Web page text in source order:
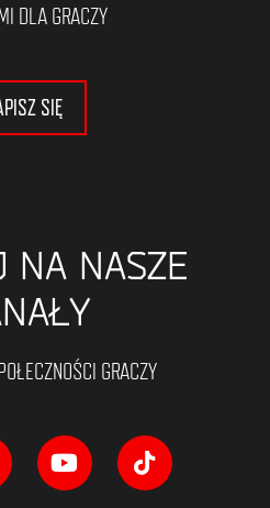
DLA GRACZY
SIĘ
NA NASZE
GRACZY